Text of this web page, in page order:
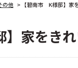
の他 > 【碧南市 K様邸】家
家をき